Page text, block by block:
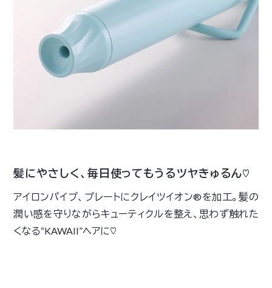
髪にやさしく、毎日使ってもうるツヤきゅるん♡
アイロンパイプ、プレートにクレイツイオン®を加工。髪の
潤い感を守りながらキューティクルを整え、思わず触れた
くなる“KAWAII”ヘアに♡